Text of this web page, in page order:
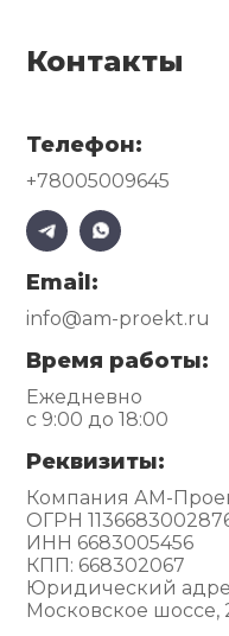
Контакты
Телефон:
+78005009645
Email:
info@am-proekt.ru
Время работы:
Ежедневно
с 9:00 до 18:00
Реквизиты:
Компания АМ-
ОГРН
ИНН 6683005456
КПП: 668302067
Юридический
Московское шоссе,